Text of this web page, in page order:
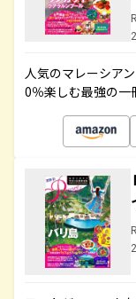
人気のマレーシア
0％楽しむ最強の一